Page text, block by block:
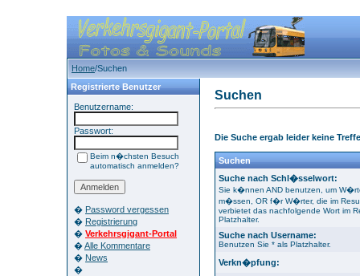
Home/Suchen
Registrierte Benutzer
Benutzername:
Passwort:
Beim n�chsten Besuch
automatisch anmelden?
� Password vergessen
� Registrierung
� Verkehrsgigant-Portal
�Alle Kommentare
� News
�
Suchen
Die Suche ergab leider keine
Suchen
Suche nach Schl�sselwort:
Sie k�nnen AND benutzen, um
m�ssen, OR f�r W�rter, die im
verbietet das nachfolgende Wort im
Platzhalter.
Suche nach Username:
Benutzen Sie * als Platzhalter.
Verkn�pfung: